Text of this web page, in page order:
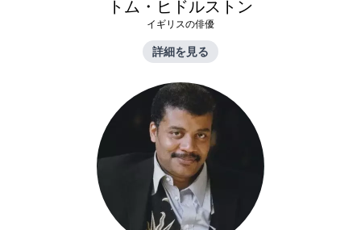
トム・ヒドルストン
イギリスの俳優
詳細を見る